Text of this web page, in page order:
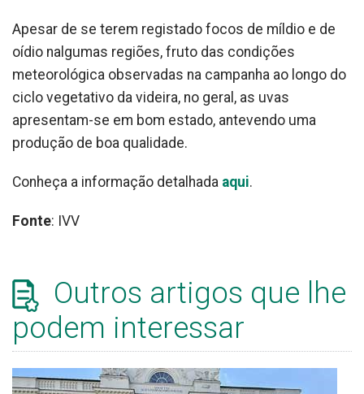
Apesar de se terem registado focos de míldio e de
oídio nalgumas regiões, fruto das condições
meteorológica observadas na campanha ao longo do
ciclo vegetativo da videira, no geral, as uvas
apresentam-se em bom estado, antevendo uma
produção de boa qualidade.
Conheça a informação detalhada aqui.
Fonte: IVV
Outros artigos que lhe
podem interessar